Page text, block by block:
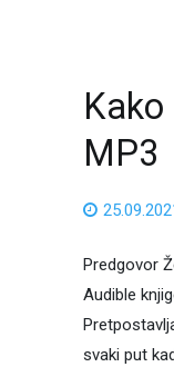
MP3
Predgovor
Audible
svaki put